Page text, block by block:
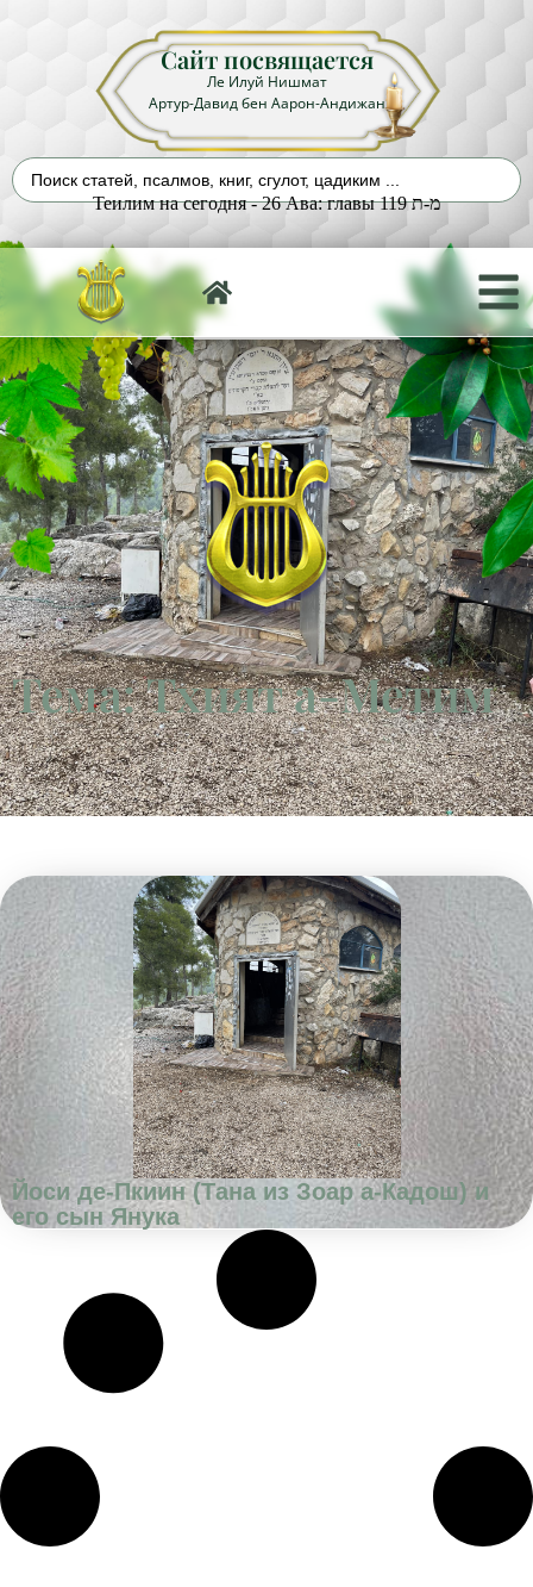
Сайт посвящается
Ле Илуй Нишмат
Артур-Давид бен Аарон-Андижан
Теилим на сегодня - 26 Ава: главы 119 מ-ת
Тема: Тхият а-Метим
Йоси де-Пкиин (Тана из Зоар а-Кадош) и
его сын Янука